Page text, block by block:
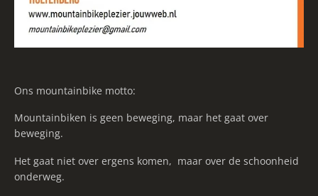
Ons mountainbike motto:
Mountainbiken is geen beweging, maar het gaat over
beweging.
Het gaat niet over ergens komen, maar over de schoonheid
onderweg.